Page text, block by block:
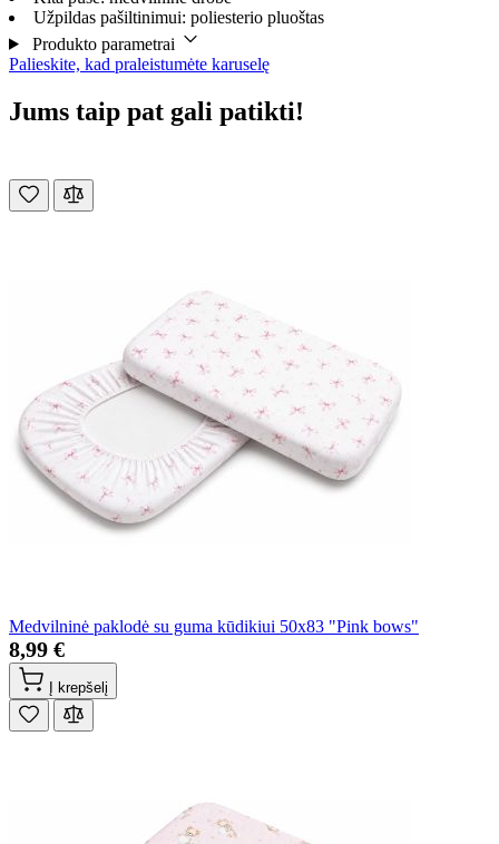
Užpildas pašiltinimui: poliesterio pluoštas
Produkto parametrai
Palieskite, kad praleistumėte karuselę
Jums taip pat gali patikti!
Medvilninė paklodė su guma kūdikiui 50x83 "Pink bows"
8,99 €
Į krepšelį